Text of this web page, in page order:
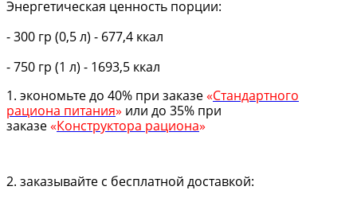
Энергетическая ценность порции:
- 300 гр (0,5 л) - 677,4 ккал
- 750 гр (1 л) - 1693,5 ккал
1. экономьте до 40% при заказе«Стандартного
рациона питания» или до 35% при
заказе«Конструктора рациона»
2. заказывайте с бесплатной доставкой: